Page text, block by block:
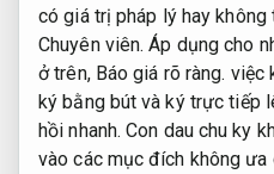
có giá trị pháp lý hay
Chuyên viên. Áp dụng cho
ở trên, Báo giá rõ ràng. việc
ký bằng bút và ký trực tiếp
hồi nhanh. Con dau chu ky
vào các mục đích không ưa